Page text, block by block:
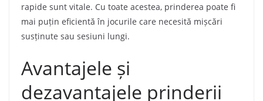
rapide sunt vitale. Cu toate acestea, prinderea poate fi
mai puțin eficientă în jocurile care necesită mișcări
susținute sau sesiuni lungi.
Avantajele și
dezavantajele prinderii